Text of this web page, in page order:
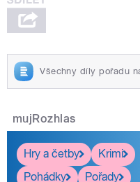
Všechny díly pořadu
mujRozhlas
Hry a četby
Krimi
Pohádky
Pořady